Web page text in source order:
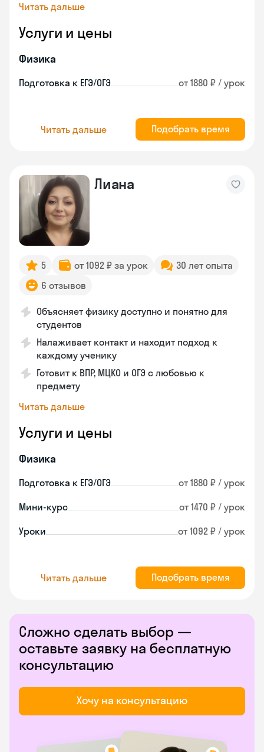
Читать дальше
Услуги и цены
Физика
Подготовка к ЕГЭ/ОГЭ от 1880 ₽ / урок
Читать дальше Подобрать время
Лиана
5 от 1092 ₽ за урок
30 лет опыта
6 отзывов
Объясняет физику доступно и понятно для
студентов
Налаживает контакт и находит подход к
каждому ученику
Готовит к ВПР, МЦКО и ОГЭ с любовью к
предмету
Читать дальше
Услуги и цены
Физика
Подготовка к ЕГЭ/ОГЭ от 1880 ₽ / урок
Мини-курс от 1470 ₽ / урок
Уроки от 1092 ₽ / урок
Читать дальше Подобрать время
Сложно сделать выбор —
оставьте заявку на бесплатную
консультацию
Хочу на консультацию